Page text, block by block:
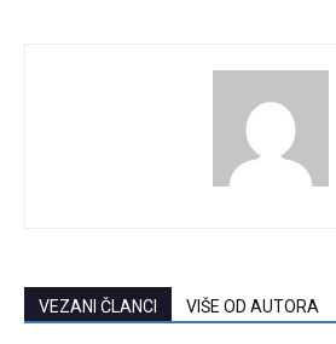
VEZANI ČLANCI VIŠE OD AUTORA